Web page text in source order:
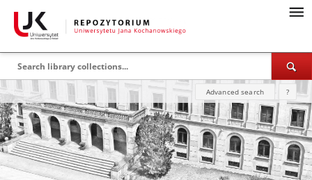
Advanced search ?